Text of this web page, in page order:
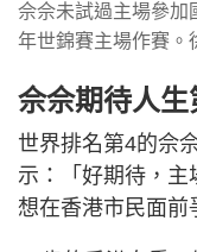
佘佘未試過主場參加
年世錦賽主場作賽。
佘佘期待人
世界排名第4的佘
示：「好期待，主
想在香港市民面前